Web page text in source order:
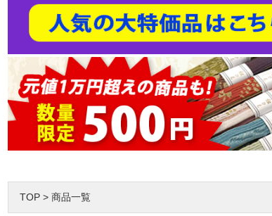
TOP > 商品一覧